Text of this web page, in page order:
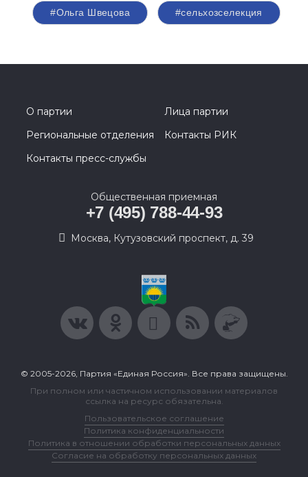
#Ольга Швецова #сельхозселекция
О партии
Лица партии
Региональные отделения
Контакты РИК
Контакты пресс-службы
Общественная приемная
+7 (495) 788-44-93
Москва, Кутузовский проспект, д. 39
© 2005-2026, Партия «Единая Россия». Все права защищены.
При полном или частичном использовании материалов
ссылка на ресурс обязательна.
Пользовательское соглашение
Политика конфиденциальности
Политика в отношении обработки персональных данных
Согласие на обработку персональных данных